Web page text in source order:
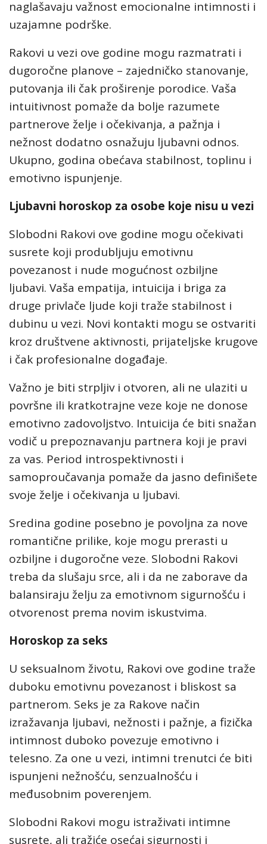
naglašavaju važnost emocionalne intimnosti i
uzajamne podrške.
Rakovi u vezi ove godine mogu razmatrati i
dugoročne planove – zajedničko stanovanje,
putovanja ili čak proširenje porodice. Vaša
intuitivnost pomaže da bolje razumete
partnerove želje i očekivanja, a pažnja i
nežnost dodatno osnažuju ljubavni odnos.
Ukupno, godina obećava stabilnost, toplinu i
emotivno ispunjenje.
Ljubavni horoskop za osobe koje nisu u vezi
Slobodni Rakovi ove godine mogu očekivati
susrete koji produbljuju emotivnu
povezanost i nude mogućnost ozbiljne
ljubavi. Vaša empatija, intuicija i briga za
druge privlače ljude koji traže stabilnost i
dubinu u vezi. Novi kontakti mogu se ostvariti
kroz društvene aktivnosti, prijateljske krugove
i čak profesionalne događaje.
Važno je biti strpljiv i otvoren, ali ne ulaziti u
površne ili kratkotrajne veze koje ne donose
emotivno zadovoljstvo. Intuicija će biti snažan
vodič u prepoznavanju partnera koji je pravi
za vas. Period introspektivnosti i
samoproučavanja pomaže da jasno definišete
svoje želje i očekivanja u ljubavi.
Sredina godine posebno je povoljna za nove
romantične prilike, koje mogu prerasti u
ozbiljne i dugoročne veze. Slobodni Rakovi
treba da slušaju srce, ali i da ne zaborave da
balansiraju želju za emotivnom sigurnošću i
otvorenost prema novim iskustvima.
Horoskop za seks
U seksualnom životu, Rakovi ove godine traže
duboku emotivnu povezanost i bliskost sa
partnerom. Seks je za Rakove način
izražavanja ljubavi, nežnosti i pažnje, a fizička
intimnost duboko povezuje emotivno i
telesno. Za one u vezi, intimni trenutci će biti
ispunjeni nežnošću, senzualnošću i
međusobnim poverenjem.
Slobodni Rakovi mogu istraživati intimne
susrete, ali tražiće osećaj sigurnosti i